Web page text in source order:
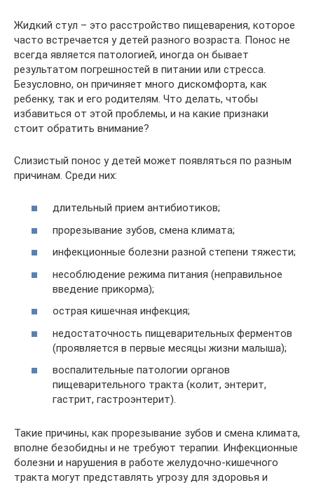
Жидкий стул – это расстройство пищеварения, которое
часто встречается у детей разного возраста. Понос не
всегда является патологией, иногда он бывает
результатом погрешностей в питании или стресса.
Безусловно, он причиняет много дискомфорта, как
ребенку, так и его родителям. Что делать, чтобы
избавиться от этой проблемы, и на какие признаки
стоит обратить внимание?
Слизистый понос у детей может появляться по разным
причинам. Среди них:
длительный прием антибиотиков;
прорезывание зубов, смена климата;
инфекционные болезни разной степени тяжести;
несоблюдение режима питания (неправильное
введение прикорма);
острая кишечная инфекция;
недостаточность пищеварительных ферментов
(проявляется в первые месяцы жизни малыша);
воспалительные патологии органов
пищеварительного тракта (колит, энтерит,
гастрит, гастроэнтерит).
Такие причины, как прорезывание зубов и смена климата,
вполне безобидны и не требуют терапии. Инфекционные
болезни и нарушения в работе желудочно-кишечного
тракта могут представлять угрозу для здоровья и